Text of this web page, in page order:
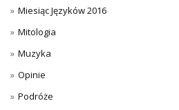
Miesiąc Języków 2016
Mitologia
Muzyka
Opinie
Podróże